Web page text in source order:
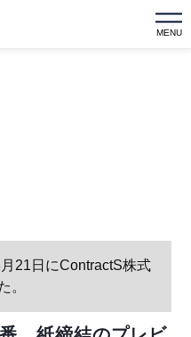
MENU
21日にContractS株式
。